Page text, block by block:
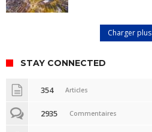
Charger plus
STAY CONNECTED
354 Articles
2935 Commentaires